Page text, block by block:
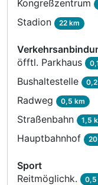
Kongreßzentrum
Stadion 22 km
öfftl. Parkhaus
Bushaltestelle
Radweg 0,5 km
Straßenbahn 1,5
Hauptbahnhof
Sport
Reitmöglichk. 0,5